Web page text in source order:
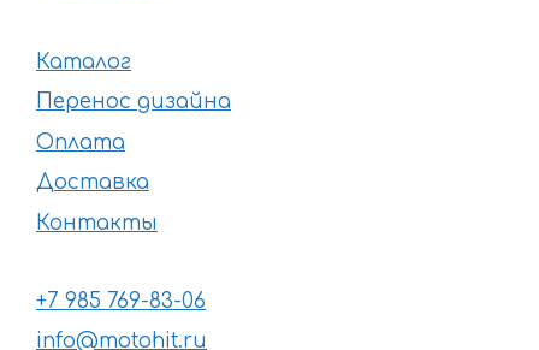
Каталог
Перенос дизайна
Оплата
Доставка
Контакты
+7 985 769-83-06
info@motohit.ru